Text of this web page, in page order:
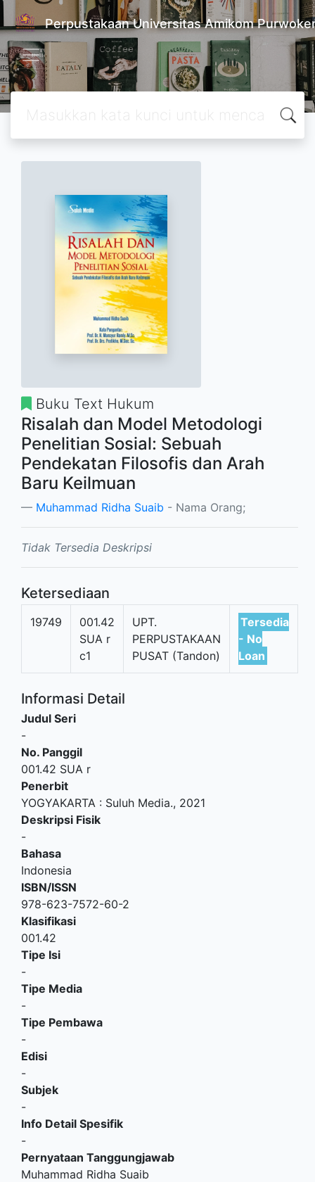
Perpustakaan Universitas Amikom
Buku Text Hukum
Risalah dan Model Metodologi
Penelitian Sosial: Sebuah
Pendekatan Filosofis dan Arah
Baru Keilmuan
Muhammad Ridha Suaib - Nama Orang;
Tidak Tersedia Deskripsi
Ketersediaan
19749
001.42
SUA r
c1
UPT.
PERPUSTAKAAN
PUSAT (Tandon)
Tersedia
- No
Loan
Informasi Detail
Judul Seri
-
No. Panggil
001.42 SUA r
Penerbit
YOGYAKARTA : Suluh Media., 2021
Deskripsi Fisik
-
Bahasa
Indonesia
ISBN/ISSN
978-623-7572-60-2
Klasifikasi
001.42
Tipe Isi
-
Tipe Media
-
Tipe Pembawa
-
Edisi
-
Subjek
-
Info Detail Spesifik
-
Pernyataan Tanggungjawab
Muhammad Ridha Suaib